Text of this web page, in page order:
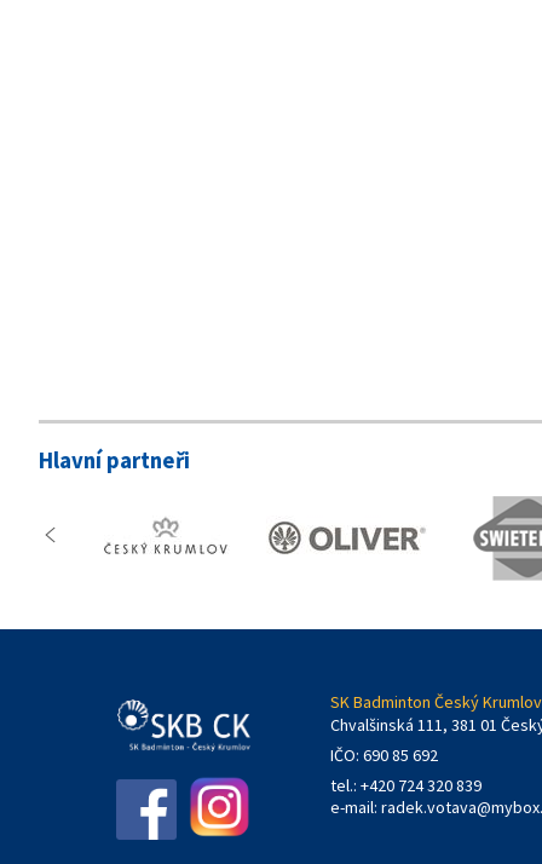
Hlavní partneři
SK Badminton Český
Chvalšinská 111, 381 01
IČO: 690 85 692
tel.: +420 724 320 839
e-mail: